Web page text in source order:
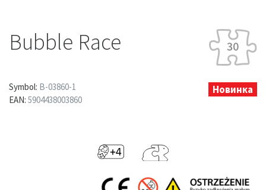
Bubble Race
Symbol: B-03860-1
EAN: 5904438003860
Новинка